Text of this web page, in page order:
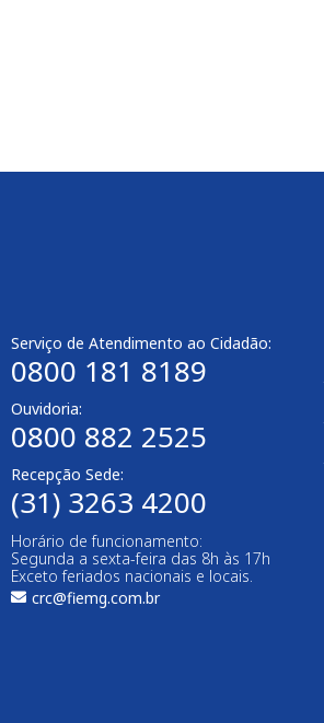
Serviço de Atendimento ao Cidadão:
0800 181 8189
Ouvidoria:
0800 882 2525
Recepção Sede:
(31) 3263 4200
Horário de funcionamento:
Segunda a sexta-feira das 8h às 17h
Exceto feriados nacionais e locais.
crc@fiemg.com.br